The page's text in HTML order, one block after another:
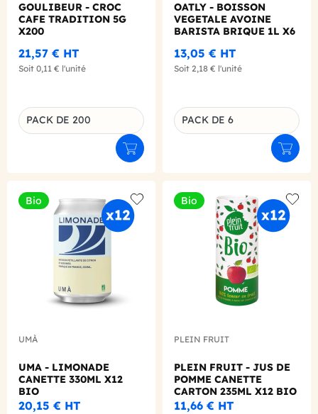
GOULIBEUR - CROC
CAFE TRADITION 5G
X200
21,57 € HT
Soit 0,11 € l'unité
Déclinaison du produit
PACK DE 200
Ajouter au panier
OATLY - BOISSON
VEGETALE AVOINE
BARISTA BRIQUE 1L X6
13,05 € HT
Soit 2,18 € l'unité
Déclinaison du produit
PACK DE 6
Bio
Add to wishlist
UMÀ
UMA - LIMONADE
CANETTE 330ML X12
BIO
20,15 € HT
Bio
Add
PLEIN FRUIT
PLEIN FRUIT - JUS DE
POMME CANETTE
CARTON 235ML X12 BIO
11,66 € HT